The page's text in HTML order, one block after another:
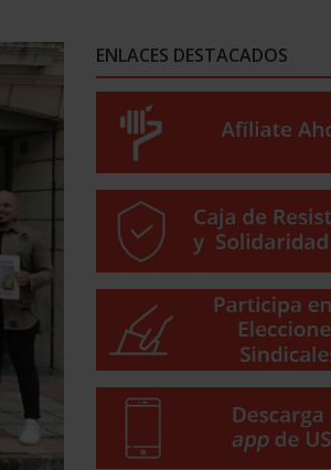
ENLACES DESTACADOS